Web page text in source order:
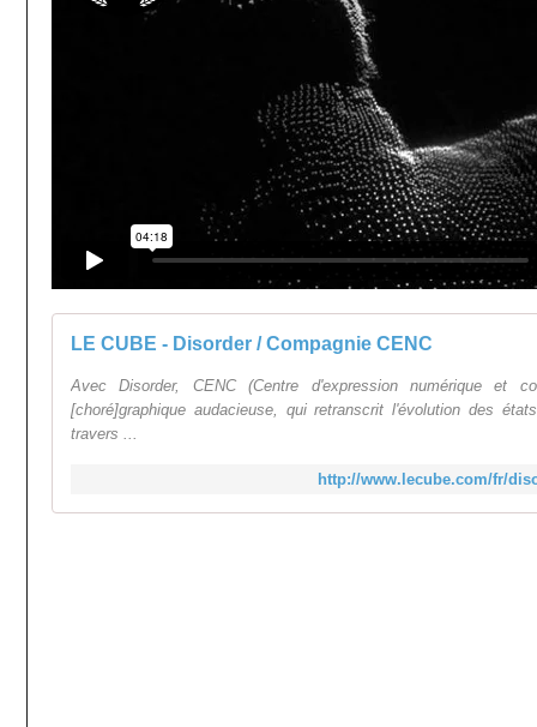
LE CUBE - Disorder / Compagnie CENC
Avec Disorder, CENC (Centre d'expression numérique et
[choré]graphique audacieuse, qui retranscrit l'évolution des
travers ...
http://www.lecube.com/fr/